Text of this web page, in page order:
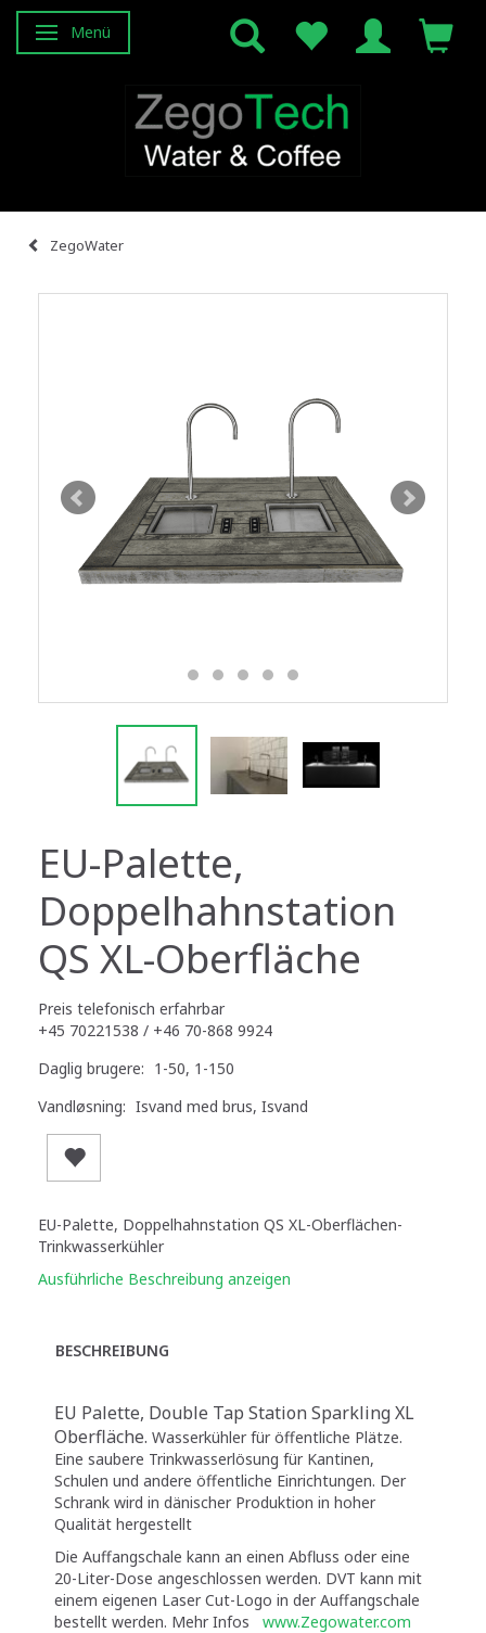
Anzeige ändern
Menü
ZegoWater
EU-Palette,
Doppelhahnstation
QS XL-Oberfläche
Preis telefonisch erfahrbar
+45 70221538 / +46 70-868 9924
Daglig brugere: 1-50, 1-150
Vandløsning: Isvand med brus, Isvand
EU-Palette, Doppelhahnstation QS XL-Oberflächen-
Trinkwasserkühler
Ausführliche Beschreibung anzeigen
BESCHREIBUNG
EU Palette, Double Tap Station Sparkling XL
Oberfläche. Wasserkühler für öffentliche Plätze.
Eine saubere Trinkwasserlösung für Kantinen,
Schulen und andere öffentliche Einrichtungen. Der
Schrank wird in dänischer Produktion in hoher
Qualität hergestellt
Die Auffangschale kann an einen Abfluss oder eine
20-Liter-Dose angeschlossen werden. DVT kann mit
einem eigenen Laser Cut-Logo in der Auffangschale
bestellt werden. Mehr Infos
www.Zegowater.com